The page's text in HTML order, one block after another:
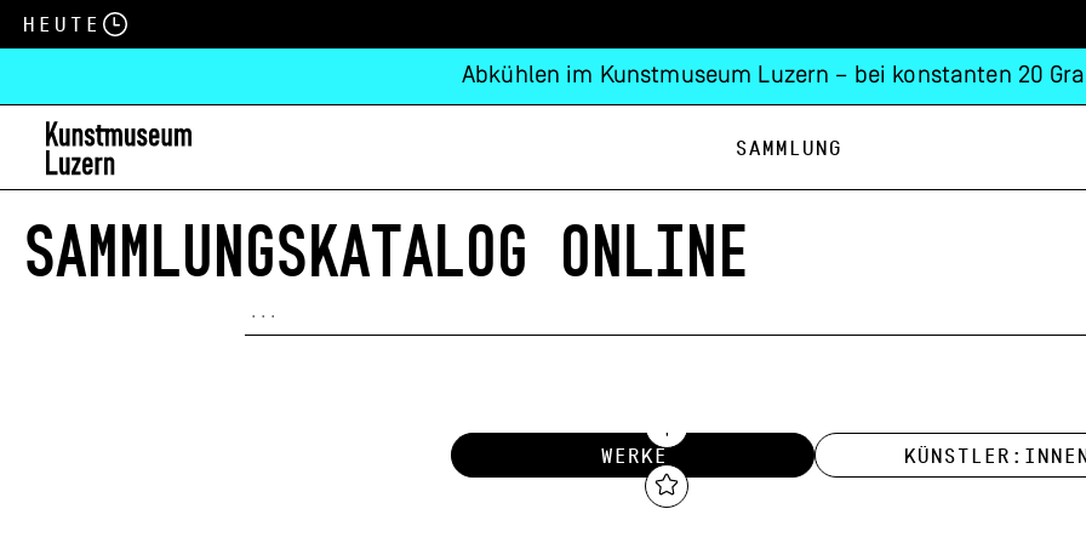
Heute
Abkühlen im Kunstmuseum Luzern – bei konstanten 20
Sammlung
SAMMLUNGSKATALOG ONLINE
WERKE